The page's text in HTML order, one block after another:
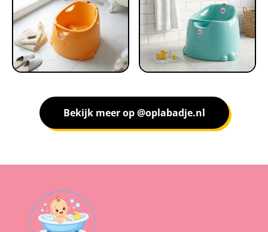
Bekijk meer op @oplabadje.nl